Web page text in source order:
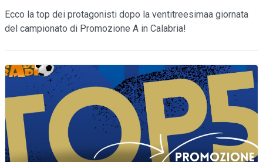
Ecco la top dei protagonisti dopo la ventitreesimaa giornata
del campionato di Promozione A in Calabria!